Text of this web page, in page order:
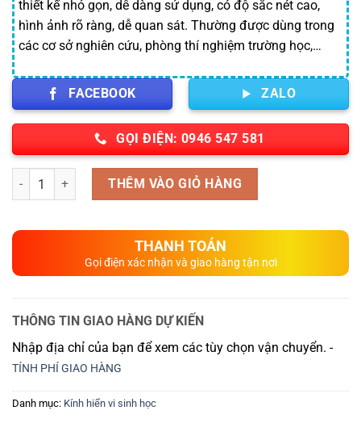
5,750,000 ₫.là:
5,500,000 ₫.
thiết kế nhỏ gọn, dễ dàng sử dụng, có độ sắc nét cao,
hình ảnh rõ ràng, dễ quan sát. Thường được dùng trong
các cơ sở nghiên cứu, phòng thí nghiệm trường học,…
FACEBOOK ZALO
GỌI ĐIỆN: 0946 547 581
Số lượng THÊM VÀO GIỎ HÀNG
THANH TOÁN
Gọi điện xác nhận và giao hàng tận nơi
THÔNG TIN GIAO HÀNG DỰ KIẾN
Nhập địa chỉ của bạn để xem các tùy chọn vận chuyển. -
TÍNH PHÍ GIAO HÀNG
Danh mục: Kính hiển vi sinh học